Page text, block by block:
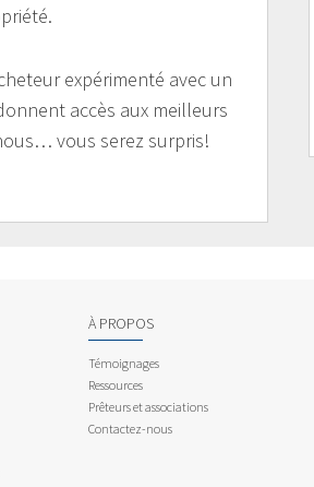
expérimenté avec un
accès aux meilleurs
vous serez surpris!
À PROPOS
Témoignages
Ressources
Prêteurs et associations
Contactez-nous